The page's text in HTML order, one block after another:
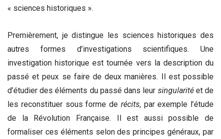
« sciences historiques ».
Premièrement, je distingue les sciences historiques des
autres formes d’investigations scientifiques. Une
investigation historique est tournée vers la description du
passé et peux se faire de deux manières. Il est possible
d’étudier des éléments du passé dans leur singularitéet de
les reconstituer sous forme de récits, par exemple l’étude
de la Révolution Française. Il est aussi possible de
formaliser ces éléments selon des principes généraux, par